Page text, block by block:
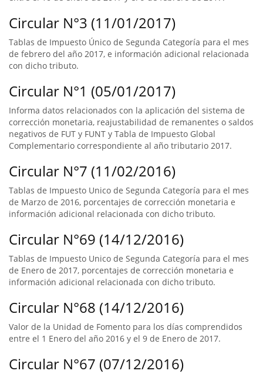
Circular N°3 (11/01/2017)
Tablas de Impuesto Único de Segunda Categoría para el mes
de febrero del año 2017, e información adicional relacionada
con dicho tributo.
Circular N°1 (05/01/2017)
Informa datos relacionados con la aplicación del sistema de
corrección monetaria, reajustabilidad de remanentes o saldos
negativos de FUT y FUNT y Tabla de Impuesto Global
Complementario correspondiente al año tributario 2017.
Circular N°7 (11/02/2016)
Tablas de Impuesto Unico de Segunda Categoría para el mes
de Marzo de 2016, porcentajes de corrección monetaria e
información adicional relacionada con dicho tributo.
Circular N°69 (14/12/2016)
Tablas de Impuesto Unico de Segunda Categoría para el mes
de Enero de 2017, porcentajes de corrección monetaria e
información adicional relacionada con dicho tributo.
Circular N°68 (14/12/2016)
Valor de la Unidad de Fomento para los días comprendidos
entre el 1 Enero del año 2016 y el 9 de Enero de 2017.
Circular N°67 (07/12/2016)